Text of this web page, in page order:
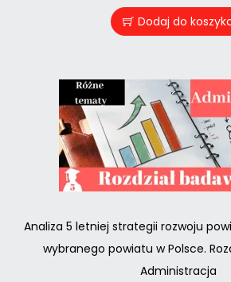
Dodaj do
Analiza 5 letniej strategii rozwoju
wybranego powiatu w Polsce.
Administracja